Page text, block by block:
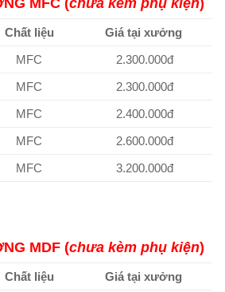
Chất liệu
Giá tại xưởng
MFC
2.300.000đ
MFC
2.300.000đ
MFC
2.400.000đ
MFC
2.600.000đ
MFC 3.200.000đ
MDF (chưa kèm phụ kiện)
Chất liệu
Giá tại xưởng